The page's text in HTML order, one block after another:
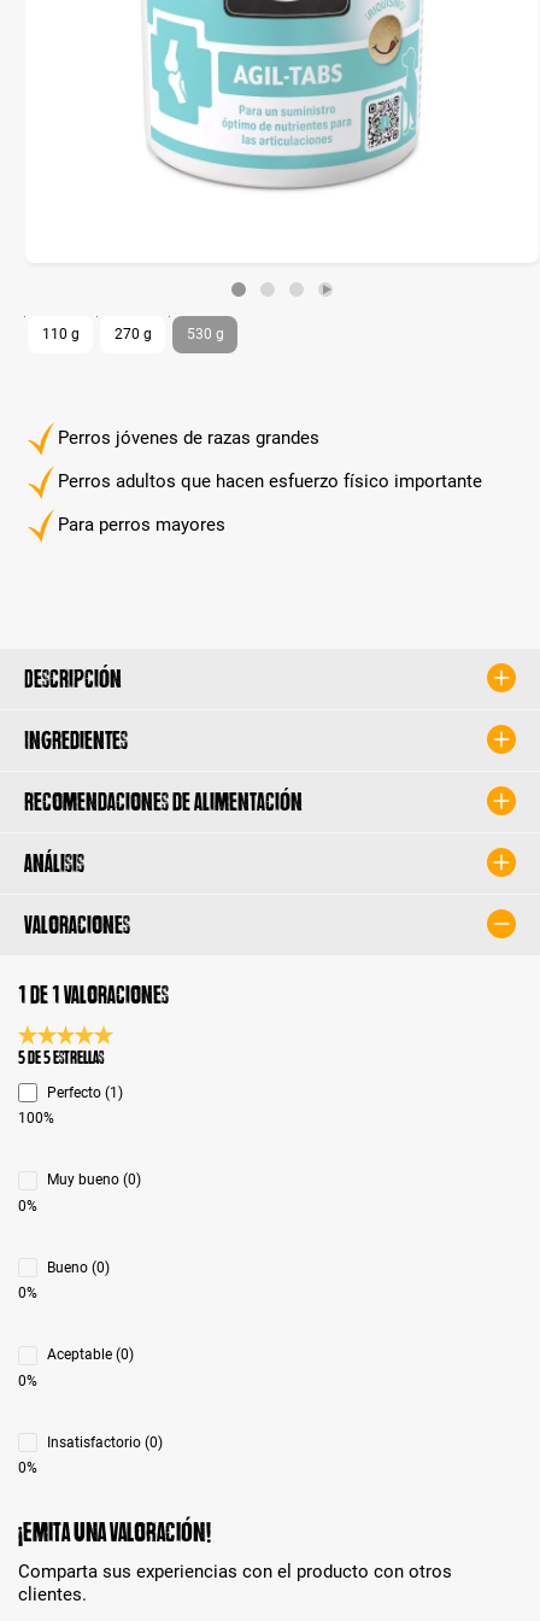
Perros jóvenes de razas grandes
Perros adultos que hacen esfuerzo físico importante
Para perros mayores
110 g 270 g 530 g
Descripción
Ingredientes
Recomendaciones de alimentación
Análisis
Valoraciones
1 de 1 valoraciones
Calificación promedio de 5 de 5 estrellas
5 de 5 Estrellas
Perfecto (1)
100%
Muy bueno (0)
0%
Bueno (0)
0%
Aceptable (0)
0%
Insatisfactorio (0)
0%
¡Emita una valoración!
Comparta sus experiencias con el producto con otros
clientes.